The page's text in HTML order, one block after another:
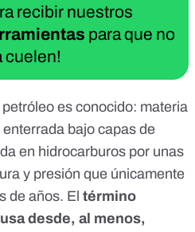
recibir nuestros
para que no
cuelen!
es conocido: materia
bajo capas de
en hidrocarburos por unas
y presión que únicamente
de años. El término
desde, al menos,